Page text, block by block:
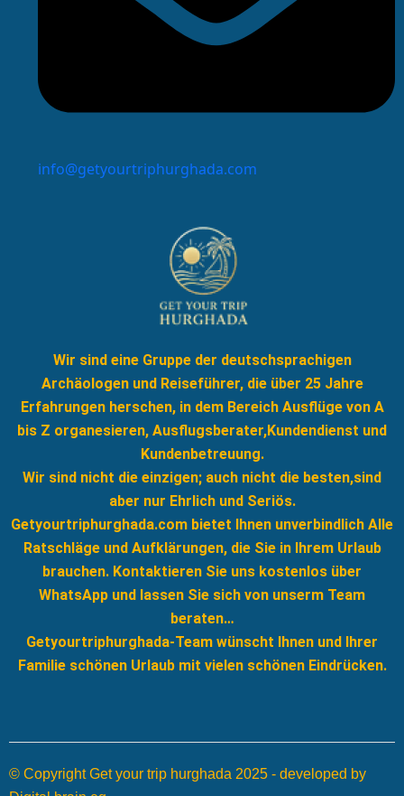
info@getyourtriphurghada.com
Wir sind eine Gruppe der deutschsprachigen
Archäologen und Reiseführer, die über 25 Jahre
Erfahrungen herschen, in dem Bereich Ausflüge von A
bis Z organesieren, Ausflugsberater,Kundendienst und
Kundenbetreuung.
Wir sind nicht die einzigen; auch nicht die besten,sind
aber nur Ehrlich und Seriös.
Getyourtriphurghada.com bietet Ihnen unverbindlich Alle
Ratschläge und Aufklärungen, die Sie in Ihrem Urlaub
brauchen. Kontaktieren Sie uns kostenlos über
WhatsApp und lassen Sie sich von unserm Team
beraten…
Getyourtriphurghada-Team wünscht Ihnen und Ihrer
Familie schönen Urlaub mit vielen schönen Eindrücken.
© Copyright Get your trip hurghada 2025 - developed by